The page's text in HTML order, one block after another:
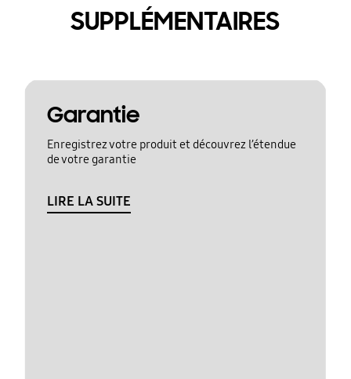
SUPPLÉMENTAIRES
Garantie
Enregistrez votre produit et découvrez l’étendue
de votre garantie
LIRE LA SUITE